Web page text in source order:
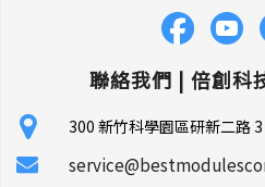
聯絡我們 | 倍創科
300 新竹科學園區研新二路